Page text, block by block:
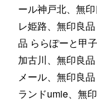
ール神戸北、無
レ姫路、無印良
品 ららぽーと甲
加古川、無印良
メール、無印良
ランドumie、無